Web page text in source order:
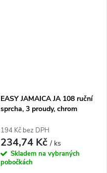
EASY JAMAICA JA 108 ruční
sprcha, 3 proudy, chrom
194 Kč bez DPH
234,74 Kč/ ks
Skladem na vybraných
pobočkách